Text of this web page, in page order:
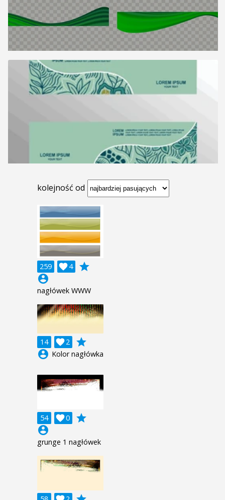
kolejność od
259 4

grade
account_circle
nagłówek WWW
14 2

grade
account_circle Kolor nagłówka
54 0

grade
account_circle
grunge 1 nagłówek